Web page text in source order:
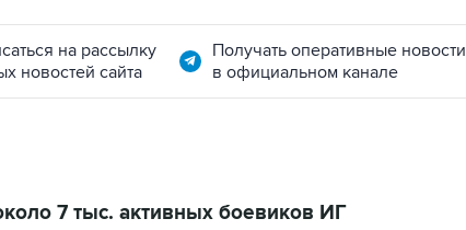
на рассылку
новостей сайта
Получать оперативные новости
в официальном канале
7 тыс. активных боевиков ИГ